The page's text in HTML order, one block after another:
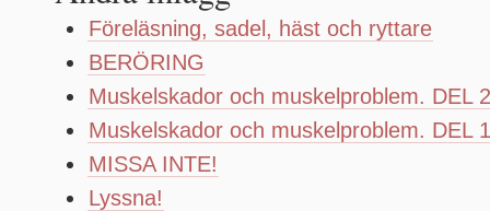
Föreläsning, sadel, häst och ryttare
BERÖRING
Muskelskador och muskelproblem. DEL 2
Muskelskador och muskelproblem. DEL 1
MISSA INTE!
Lyssna!